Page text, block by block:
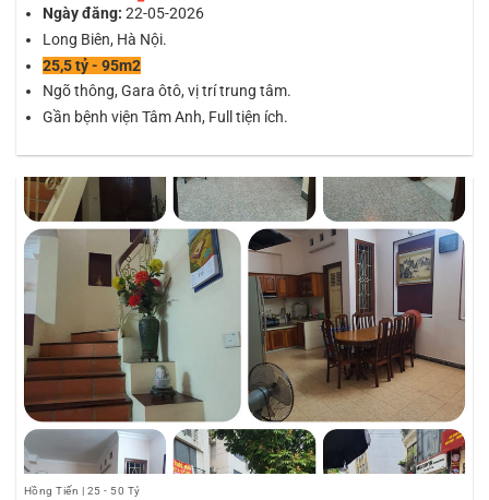
Ngày đăng: 22-05-2026
Long Biên, Hà Nội.
25,5 tỷ - 95m2
Ngõ thông, Gara ôtô, vị trí trung tâm.
Gần bệnh viện Tâm Anh, Full tiện ích.
Hồng Tiến | 25 - 50 Tỷ